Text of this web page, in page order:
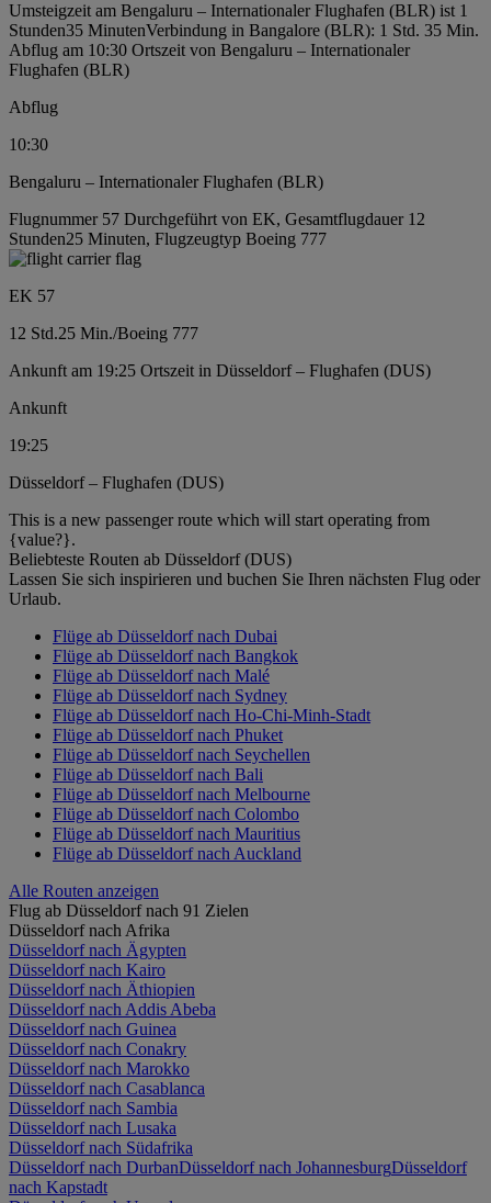
Umsteigzeit am Bengaluru – Internationaler Flughafen (BLR) ist 1
Stunden35 MinutenVerbindung in Bangalore (BLR): 1 Std. 35 Min.
Abflug am 10:30 Ortszeit von Bengaluru – Internationaler
Flughafen (BLR)
Abflug
10:30
Bengaluru – Internationaler Flughafen (BLR)
Flugnummer 57 Durchgeführt von EK, Gesamtflugdauer 12
Stunden25 Minuten, Flugzeugtyp Boeing 777
EK 57
12 Std.25 Min./Boeing 777
Ankunft am 19:25 Ortszeit in Düsseldorf – Flughafen (DUS)
Ankunft
19:25
Düsseldorf – Flughafen (DUS)
This is a new passenger route which will start operating from
{value?}.
Beliebteste Routen ab Düsseldorf (DUS)
Lassen Sie sich inspirieren und buchen Sie Ihren nächsten Flug oder
Urlaub.
Flüge ab Düsseldorf nach Dubai
Flüge ab Düsseldorf nach Bangkok
Flüge ab Düsseldorf nach Malé
Flüge ab Düsseldorf nach Sydney
Flüge ab Düsseldorf nach Ho-Chi-Minh-Stadt
Flüge ab Düsseldorf nach Phuket
Flüge ab Düsseldorf nach Seychellen
Flüge ab Düsseldorf nach Bali
Flüge ab Düsseldorf nach Melbourne
Flüge ab Düsseldorf nach Colombo
Flüge ab Düsseldorf nach Mauritius
Flüge ab Düsseldorf nach Auckland
Alle Routen anzeigen
Flug ab Düsseldorf nach 91 Zielen
Düsseldorf nach Afrika
Düsseldorf nach Ägypten
Düsseldorf nach Kairo
Düsseldorf nach Äthiopien
Düsseldorf nach Addis Abeba
Düsseldorf nach Guinea
Düsseldorf nach Conakry
Düsseldorf nach Marokko
Düsseldorf nach Casablanca
Düsseldorf nach Sambia
Düsseldorf nach Lusaka
Düsseldorf nach Südafrika
Düsseldorf nach DurbanDüsseldorf nach JohannesburgDüsseldorf
nach Kapstadt